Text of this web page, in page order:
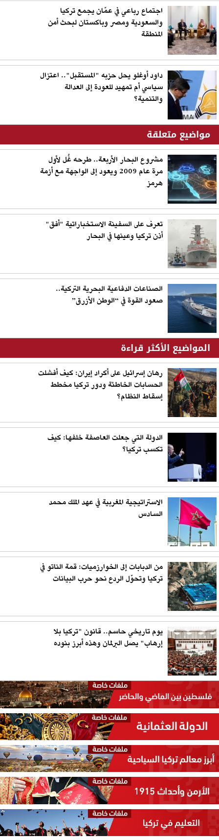
اجتماع رباعي في عمّان يجمع تركيا
والسعودية ومصر وباكستان لبحث أمن
المنطقة
داود أوغلو يحل حزبه "المستقبل".. اعتزال
سياسي أم تمهيد للعودة إلى العدالة
والتنمية؟
مواضيع متعلقة
مشروع البحار الأربعة.. طرحه غُل لأول
مرة عام 2009 ويعود إلى الواجهة مع أزمة
هرمز
تعرف على السفينة الاستخباراتية "أفق"
أذن تركيا وعينها في البحار
الصناعات الدفاعية البحرية التركية..
صعود القوة في “الوطن الأزرق”
المواضيع الأكثر قراءة
رهان إسرائيل على أكراد إيران: كيف أفشلت
الحسابات الخاطئة ودور تركيا مخطط
إسقاط النظام؟
الدولة التي جعلت العاصفة خلفها: كيف
تكسب تركيا؟
الاستراتيجية المغربية في عهد الملك محمد
السادس
من الدبابات إلى الخوارزميات: قمة الناتو في
تركيا وتحوّل الردع نحو حرب البيانات
يوم تاريخي حاسم.. قانون "تركيا بلا
إرهاب" يصل البرلمان وهذه أبرز بنوده